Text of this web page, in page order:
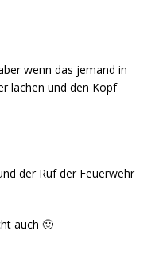
wenn das jemand in
lachen und den Kopf
der Ruf der Feuerwehr
auch 🙂